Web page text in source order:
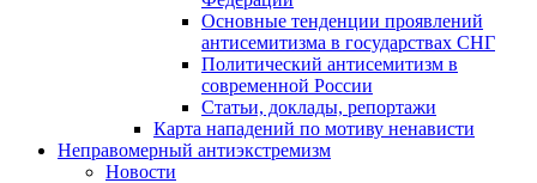
Основные тенденции проявлений
антисемитизма в государствах СНГ
Политический антисемитизм в
современной России
Статьи, доклады, репортажи
Карта нападений по мотиву ненависти
Неправомерный антиэкстремизм
Новости